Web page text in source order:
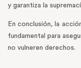
y garantiza la
En conclusión, la
fundamental para
no vulneren derechos.